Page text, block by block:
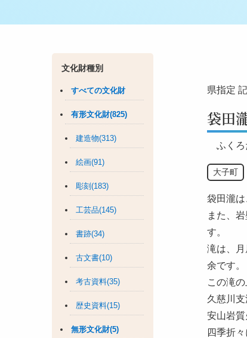
文化財種別
すべての文化財
有形文化財(825)
建造物(313)
絵画(91)
彫刻(183)
工芸品(145)
書跡(34)
古文書(10)
考古資料(35)
歴史資料(15)
無形文化財(5)
県指定
袋田
ふくろ
大子町
袋田瀧は
また、
す。
滝は、
余です。
この滝
久慈川
安山岩
四季折